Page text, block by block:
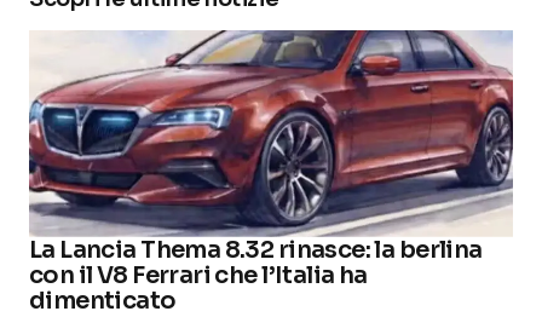
La Lancia Thema 8.32 rinasce: la berlina
con il V8 Ferrari che l’Italia ha
dimenticato